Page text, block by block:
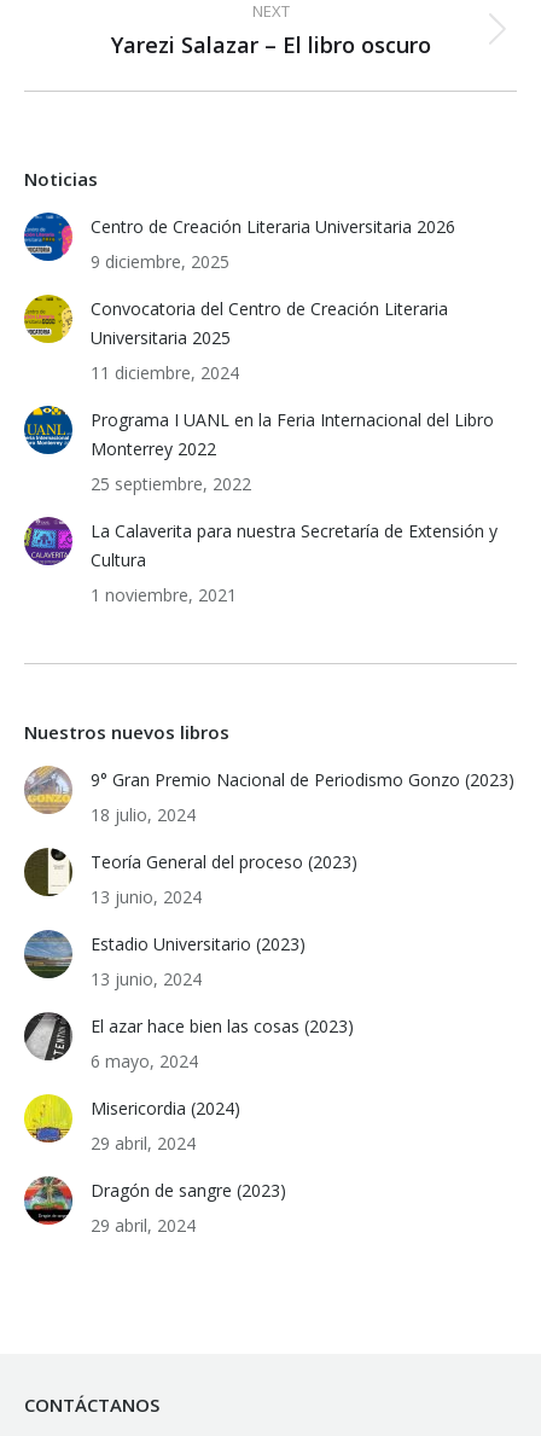
NEXT
Next
Yarezi Salazar – El libro oscuro
Noticias
Centro de Creación Literaria Universitaria 2026
9 diciembre, 2025
Convocatoria del Centro de Creación Literaria
Universitaria 2025
11 diciembre, 2024
Programa I UANL en la Feria Internacional del Libro
Monterrey 2022
25 septiembre, 2022
La Calaverita para nuestra Secretaría de Extensión y
Cultura
1 noviembre, 2021
Nuestros nuevos libros
9° Gran Premio Nacional de Periodismo Gonzo (2023)
18 julio, 2024
Teoría General del proceso (2023)
13 junio, 2024
Estadio Universitario (2023)
13 junio, 2024
El azar hace bien las cosas (2023)
6 mayo, 2024
Misericordia (2024)
29 abril, 2024
Dragón de sangre (2023)
29 abril, 2024
CONTÁCTANOS